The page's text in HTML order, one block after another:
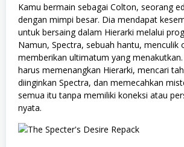
Kamu bermain sebagai Colton, seorang
dengan mimpi besar. Dia mendapat
untuk bersaing dalam Hierarki melalui
Namun, Spectra, sebuah hantu, menculik
memberikan ultimatum yang menakutkan.
harus memenangkan Hierarki, mencari
diinginkan Spectra, dan memecahkan
semua itu tanpa memiliki koneksi atau
nyata.